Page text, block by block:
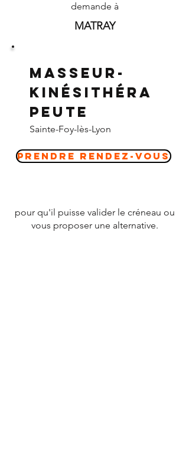
demande à
MATRAY
Masseur-
Kinésithéra
peute
Sainte-Foy-lès-Lyon
Prendre Rendez-vous
pour qu'il puisse valider le créneau ou
vous proposer une alternative.